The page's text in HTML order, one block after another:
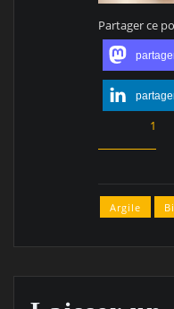
Partager ce
1
Argile